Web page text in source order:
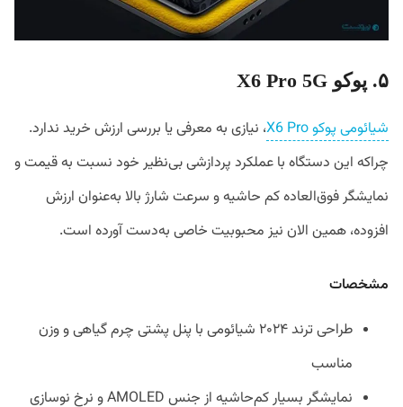
۵. پوکو X6 Pro 5G
شیائومی پوکو X6 Pro
، نیازی به معرفی یا بررسی ارزش خرید ندارد.
چراکه این دستگاه با عملکرد پردازشی بی‌نظیر خود نسبت به قیمت و
نمایشگر فوق‌العاده کم حاشیه و سرعت شارژ بالا به‌عنوان ارزش
افزوده، همین الان نیز محبوبیت خاصی به‌دست آورده است.
مشخصات
طراحی ترند ۲۰۲۴ شیائومی با پنل پشتی چرم گیاهی و وزن
مناسب
نمایشگر بسیار کم‌حاشیه از جنس AMOLED و نرخ نوسازی